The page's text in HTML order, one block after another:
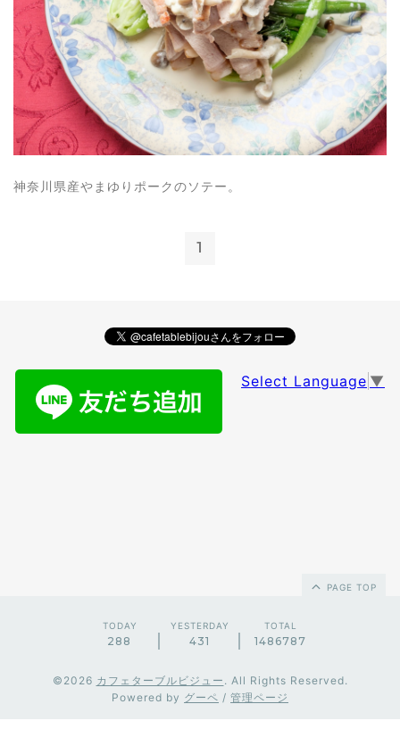
神奈川県産やまゆりポークのソテー。
1
Select Language ▼
PAGE TOP
TODAY
288
YESTERDAY
431
TOTAL
1486787
©2026 カフェターブルビジュー . All Rights Reserved.
Powered by グーペ / 管理ページ